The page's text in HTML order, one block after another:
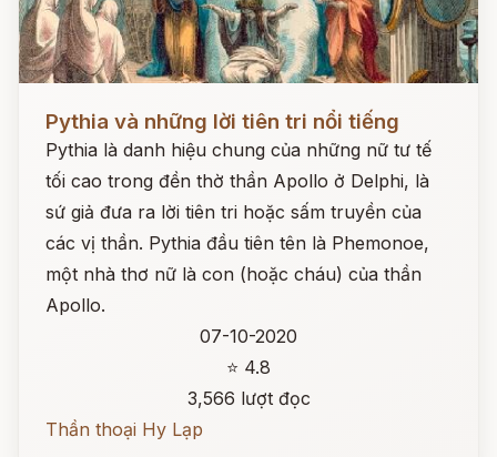
Pythia và những lời tiên tri nổi tiếng
Pythia là danh hiệu chung của những nữ tư tế
tối cao trong đền thờ thần Apollo ở Delphi, là
sứ giả đưa ra lời tiên tri hoặc sấm truyền của
các vị thần. Pythia đầu tiên tên là Phemonoe,
một nhà thơ nữ là con (hoặc cháu) của thần
Apollo.
07-10-2020
⭐ 4.8
3,566 lượt đọc
Thần thoại Hy Lạp